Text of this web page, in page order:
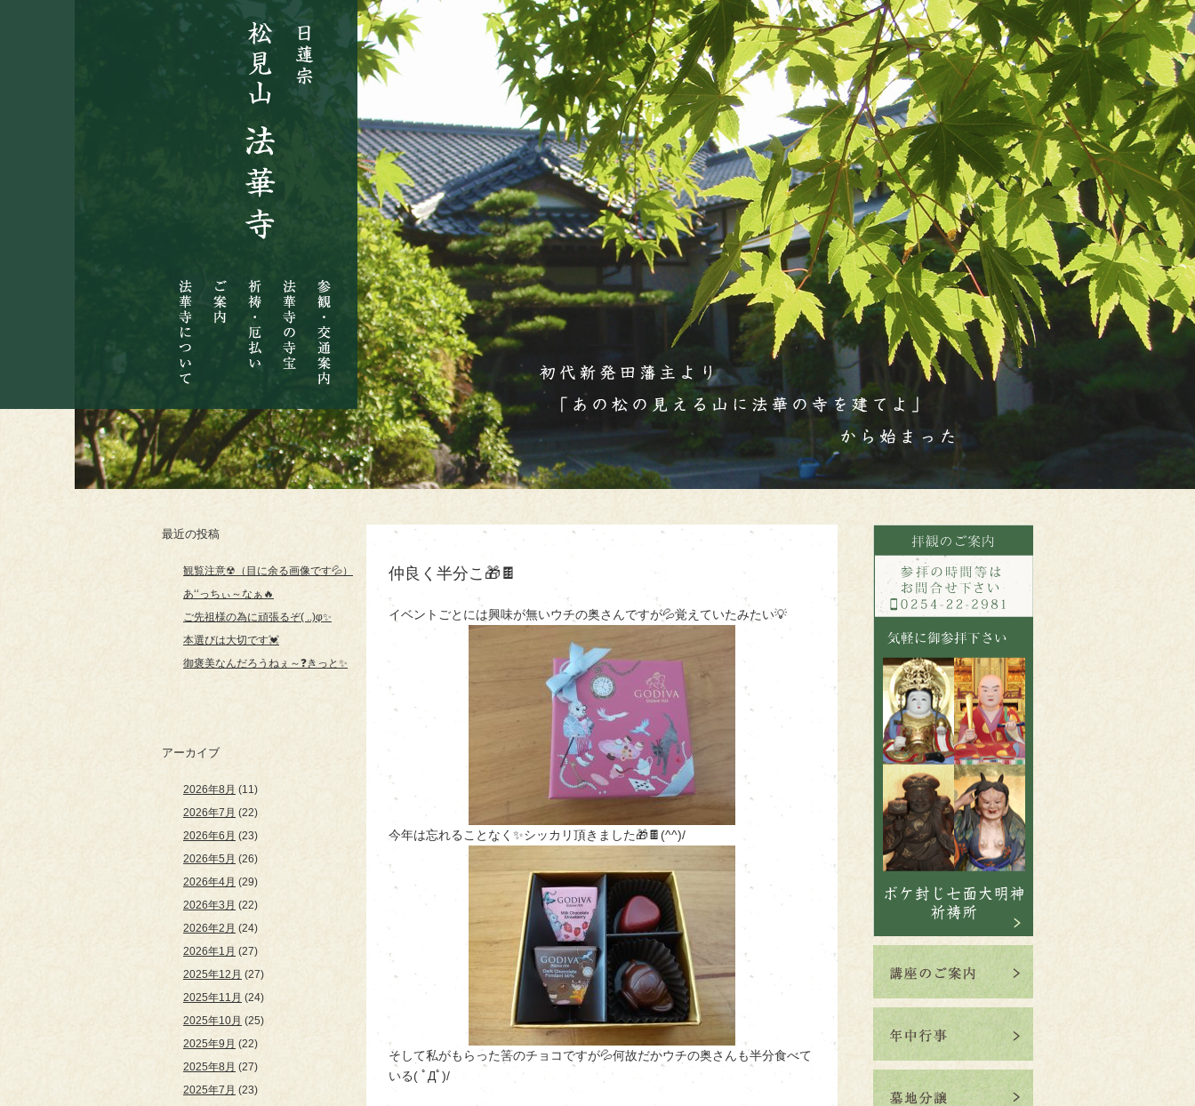
華
寺
に
つ
い
案
内
祷・
厄
払
い
華
寺
の
寺
宝
観・
交
通
案
内
最近の投稿
観覧注意☢（目に余る画像です💦）
あ‘‘っちぃ～なぁ🔥
ご先祖様の為に頑張るぞ( ..)φ✨
本選びは大切です💓
御褒美なんだろうねぇ～❓きっと✨
アーカイブ
2026年8月 (11)
2026年7月 (22)
2026年6月 (23)
2026年5月 (26)
2026年4月 (29)
2026年3月 (22)
2026年2月 (24)
2026年1月 (27)
2025年12月 (27)
2025年11月 (24)
2025年10月 (25)
2025年9月 (22)
2025年8月 (27)
2025年7月 (23)
仲良く半分こ🎁🍫
イベントごとには興味が無いウチの奥さんですが💦覚えていたみたい💡
今年は忘れることなく✨シッカリ頂きました🎁🍫(^^)/
そして私がもらった筈のチョコですが💦何故だかウチの奥さんも半分食べて
いる( ﾟДﾟ)/